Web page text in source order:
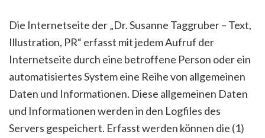
Die Internetseite der „Dr. Susanne Taggruber – Text,
Illustration, PR“ erfasst mit jedem Aufruf der
Internetseite durch eine betroffene Person oder ein
automatisiertes System eine Reihe von allgemeinen
Daten und Informationen. Diese allgemeinen Daten
und Informationen werden in den Logfiles des
Servers gespeichert. Erfasst werden können die (1)